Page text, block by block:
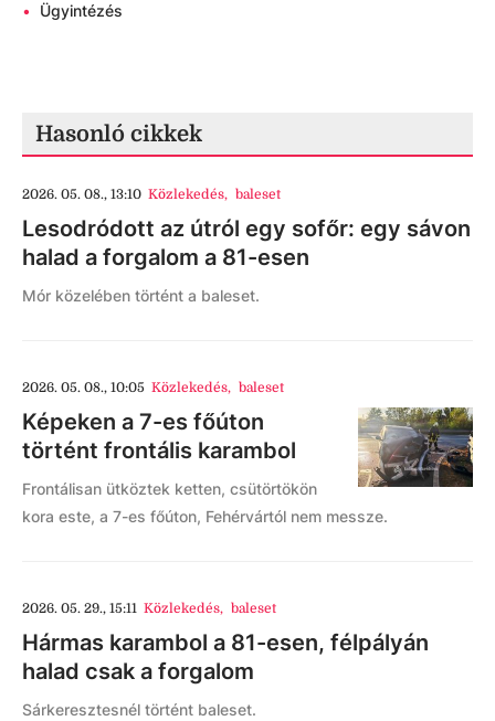
• Ügyintézés
Hasonló cikkek
2026. 05. 08., 13:10 Közlekedés, baleset
Lesodródott az útról egy sofőr: egy sávon
halad a forgalom a 81-esen
Mór közelében történt a baleset.
2026. 05. 08., 10:05 Közlekedés, baleset
Képeken a 7-es főúton
történt frontális karambol
Frontálisan ütköztek ketten, csütörtökön
kora este, a 7-es főúton, Fehérvártól nem messze.
2026. 05. 29., 15:11 Közlekedés, baleset
Hármas karambol a 81-esen, félpályán
halad csak a forgalom
Sárkeresztesnél történt baleset.